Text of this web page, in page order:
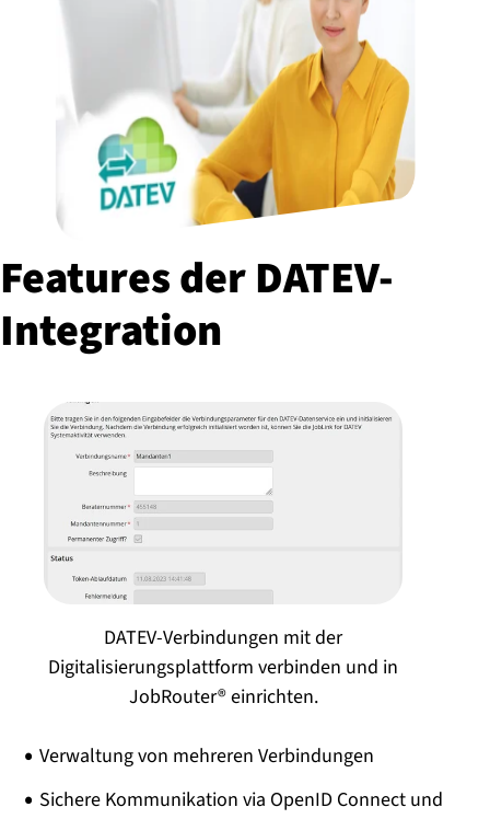
Features der DA­TEV-
In­te­gra­ti­on
DATEV-Verbindungen mit der
Digitalisierungsplattform verbinden und in
JobRouter® einrichten.
Verwaltung von mehreren Verbindungen
Sichere Kommunikation via OpenID Connect und